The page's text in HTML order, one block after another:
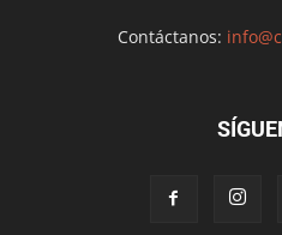
Contáctanos: